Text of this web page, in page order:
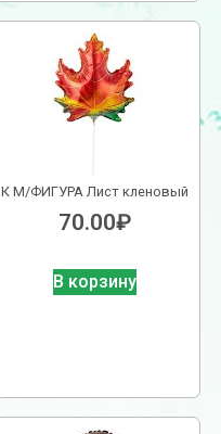
К М/ФИГУРА Лист кленовый
70.00₽
В корзину